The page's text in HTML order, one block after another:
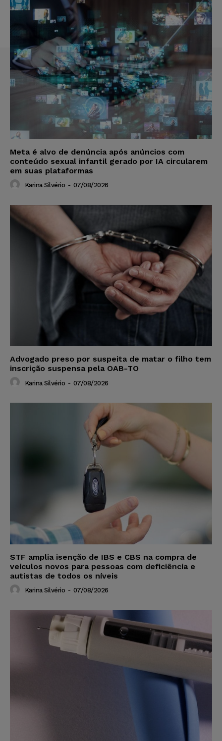
Meta é alvo de denúncia após anúncios com
conteúdo sexual infantil gerado por IA circularem
em suas plataformas
Karina Silvério - 07/08/2026
Advogado preso por suspeita de matar o filho tem
inscrição suspensa pela OAB-TO
Karina Silvério - 07/08/2026
STF amplia isenção de IBS e CBS na compra de
veículos novos para pessoas com deficiência e
autistas de todos os níveis
Karina Silvério - 07/08/2026